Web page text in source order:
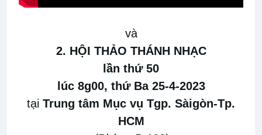
và
2. HỘI THẢO THÁNH NHẠC
lần thứ 50
lúc 8g00, thứ Ba 25-4-2023
tại Trung tâm Mục vụ Tgp. Sàigòn-Tp.
HCM